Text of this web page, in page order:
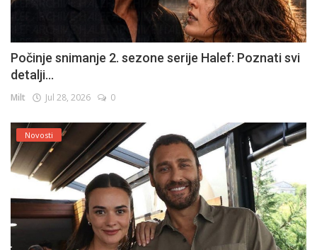
Počinje snimanje 2. sezone serije Halef: Poznati svi
detalji...
Milt Jul 28, 2026 0
Novosti